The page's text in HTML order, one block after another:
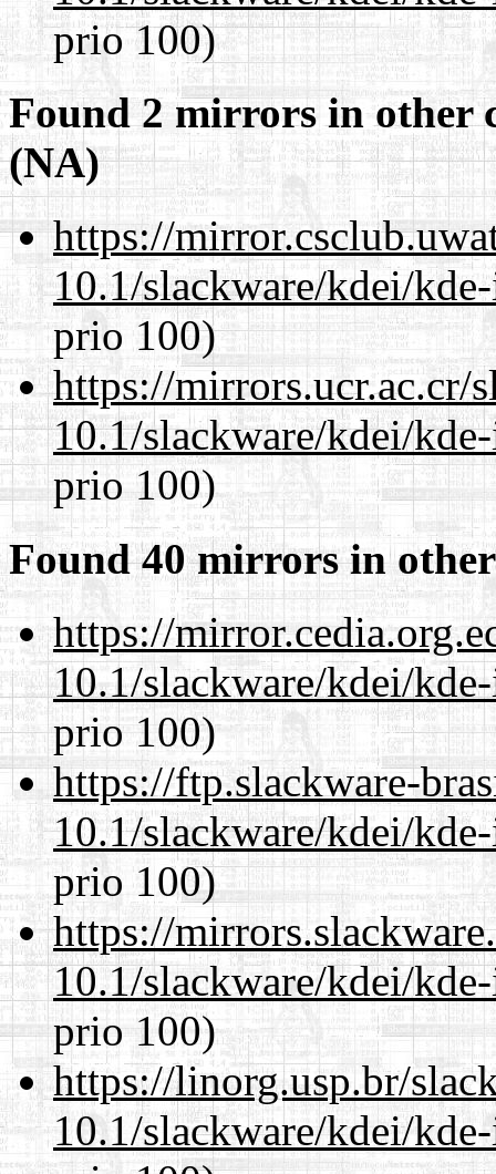
prio 100)
Found 2 mirrors in other
(NA)
https://
10.1/slackware/kdei/
prio 100)
https://mirrors.ucr.ac.cr/
10.1/slackware/kdei/
prio 100)
Found 40 mirrors in
https://
10.1/slackware/kdei/
prio 100)
https://ftp.slackware-
10.1/slackware/kdei/
prio 100)
https://
10.1/slackware/kdei/
prio 100)
https://linorg.usp.br/
10.1/slackware/kdei/